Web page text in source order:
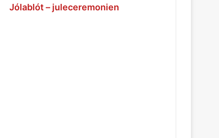
Jólablót – juleceremonien